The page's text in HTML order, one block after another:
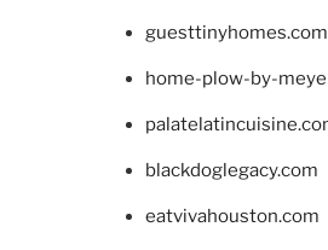
guesttinyhomes.com
home-plow-by-
blackdoglegacy.com
eatvivahouston.com